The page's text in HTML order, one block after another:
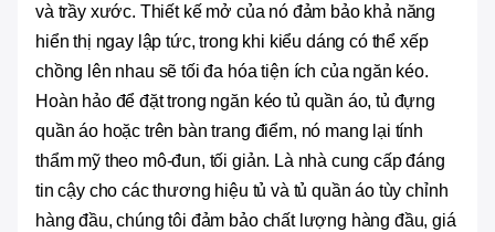
và trầy xước. Thiết kế mở của nó đảm bảo khả năng
hiển thị ngay lập tức, trong khi kiểu dáng có thể xếp
chồng lên nhau sẽ tối đa hóa tiện ích của ngăn kéo.
Hoàn hảo để đặt trong ngăn kéo tủ quần áo, tủ đựng
quần áo hoặc trên bàn trang điểm, nó mang lại tính
thẩm mỹ theo mô-đun, tối giản. Là nhà cung cấp đáng
tin cậy cho các thương hiệu tủ và tủ quần áo tùy chỉnh
hàng đầu, chúng tôi đảm bảo chất lượng hàng đầu, giá